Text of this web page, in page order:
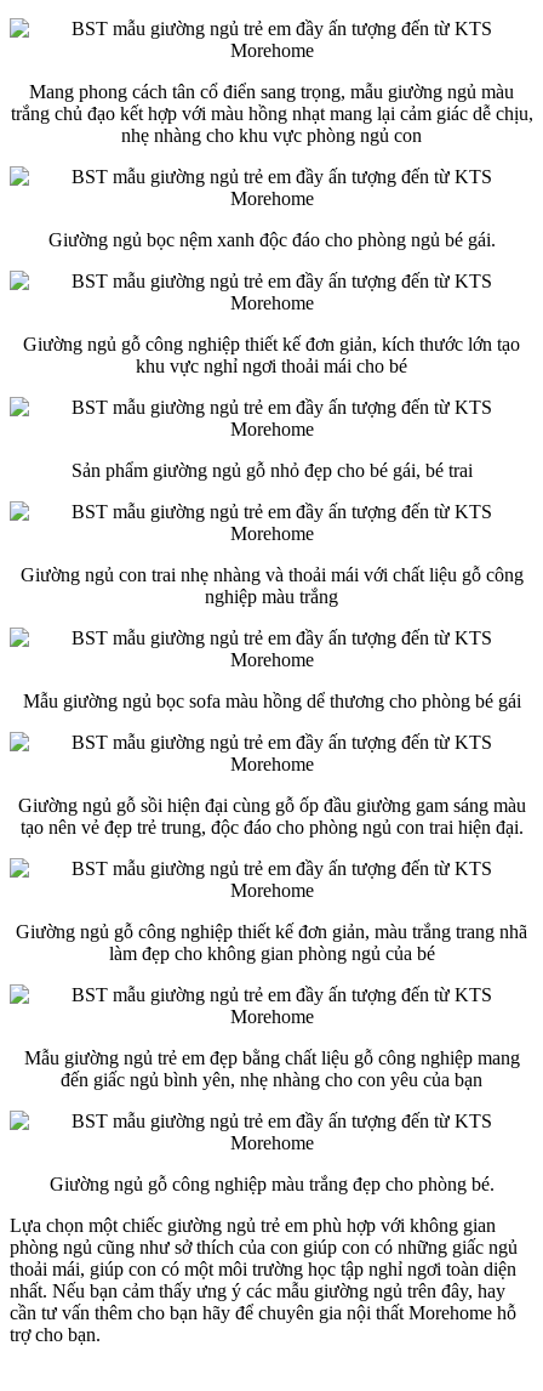
Mang phong cách tân cổ điển sang trọng, mẫu giường ngủ màu
trắng chủ đạo kết hợp với màu hồng nhạt mang lại cảm giác dễ chịu,
nhẹ nhàng cho khu vực phòng ngủ con
Giường ngủ bọc nệm xanh độc đáo cho phòng ngủ bé gái.
Giường ngủ gỗ công nghiệp thiết kế đơn giản, kích thước lớn tạo
khu vực nghỉ ngơi thoải mái cho bé
Sản phẩm giường ngủ gỗ nhỏ đẹp cho bé gái, bé trai
Giường ngủ con trai nhẹ nhàng và thoải mái với chất liệu gỗ công
nghiệp màu trắng
Mẫu giường ngủ bọc sofa màu hồng dể thương cho phòng bé gái
Giường ngủ gỗ sồi hiện đại cùng gỗ ốp đầu giường gam sáng màu
tạo nên vẻ đẹp trẻ trung, độc đáo cho phòng ngủ con trai hiện đại.
Giường ngủ gỗ công nghiệp thiết kế đơn giản, màu trắng trang nhã
làm đẹp cho không gian phòng ngủ của bé
Mẫu giường ngủ trẻ em đẹp bằng chất liệu gỗ công nghiệp mang
đến giấc ngủ bình yên, nhẹ nhàng cho con yêu của bạn
Giường ngủ gỗ công nghiệp màu trắng đẹp cho phòng bé.
Lựa chọn một chiếc giường ngủ trẻ em phù hợp với không gian
phòng ngủ cũng như sở thích của con giúp con có những giấc ngủ
thoải mái, giúp con có một môi trường học tập nghỉ ngơi toàn diện
nhất. Nếu bạn cảm thấy ưng ý các mẫu giường ngủ trên đây, hay
cần tư vấn thêm cho bạn hãy để chuyên gia nội thất Morehome hỗ
trợ cho bạn.